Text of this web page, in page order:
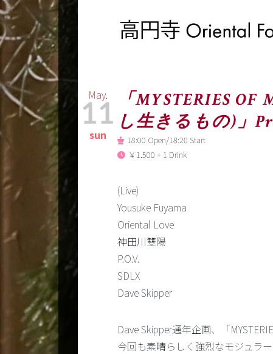
May.
11
sun
「MYSTERIES
し生きるもの)」
18:00 Open/18:20 Start
￥1.500 + 1 Drink
(Live)
Yousuke Fuyama
Oriental Love
神田川雙陽
P.O.V.
SDLX
Dave Skipper
Dave Skipper通年企画、「
今回も素晴らしく強烈なモジュラ